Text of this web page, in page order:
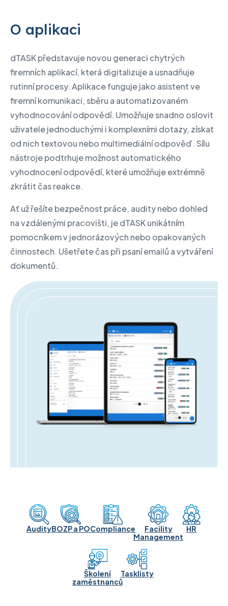
O aplikaci
dTASK představuje novou generaci chytrých
firemních aplikací, která digitalizuje a usnadňuje
rutinní procesy. Aplikace funguje jako asistent ve
firemní komunikaci, sběru a automatizovaném
vyhodnocování odpovědí. Umožňuje snadno oslovit
uživatele jednoduchými i komplexními dotazy, získat
od nich textovou nebo multimediální odpověď. Sílu
nástroje podtrhuje možnost automatického
vyhodnocení odpovědí, které umožňuje extrémně
zkrátit čas reakce.
Ať už řešíte bezpečnost práce, audity nebo dohled
na vzdálenými pracovišti, je dTASK unikátním
pomocníkem v jednorázových nebo opakovaných
činnostech. Ušetřete čas při psaní emailů a vytváření
dokumentů.
AudityBOZP a POCompliance
Facility
Management
HR
Školení
zaměstnanců
Tasklisty